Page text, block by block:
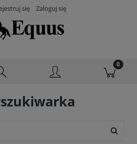
się Zaloguj się